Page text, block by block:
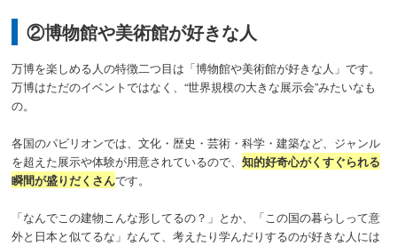
②博物館や美術館が好きな人
万博を楽しめる人の特徴二つ目は「博物館や美術館が好きな人」です。
万博はただのイベントではなく、“世界規模の大きな展示会”みたいなも
の。
各国のパビリオンでは、文化・歴史・芸術・科学・建築など、ジャンル
を超えた展示や体験が用意されているので、知的好奇心がくすぐられる
瞬間が盛りだくさんです。
「なんでこの建物こんな形してるの？」とか、「この国の暮らしって意
外と日本と似てるな」なんて、考えたり学んだりするのが好きな人には